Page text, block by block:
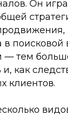
Он
в
— тем
как
клиентов.